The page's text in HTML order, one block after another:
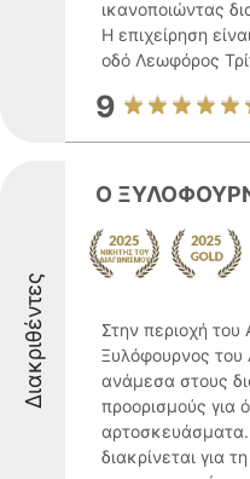
ικανοποιώντας
Η επιχείρηση
οδό Λεωφόρος
9
Διακριθέντες
Ο
Στην περιοχή του
Ξυλόφουρνος του
ανάμεσα στους
προορισμούς για
αρτοσκευάσματα.
διακρίνεται για